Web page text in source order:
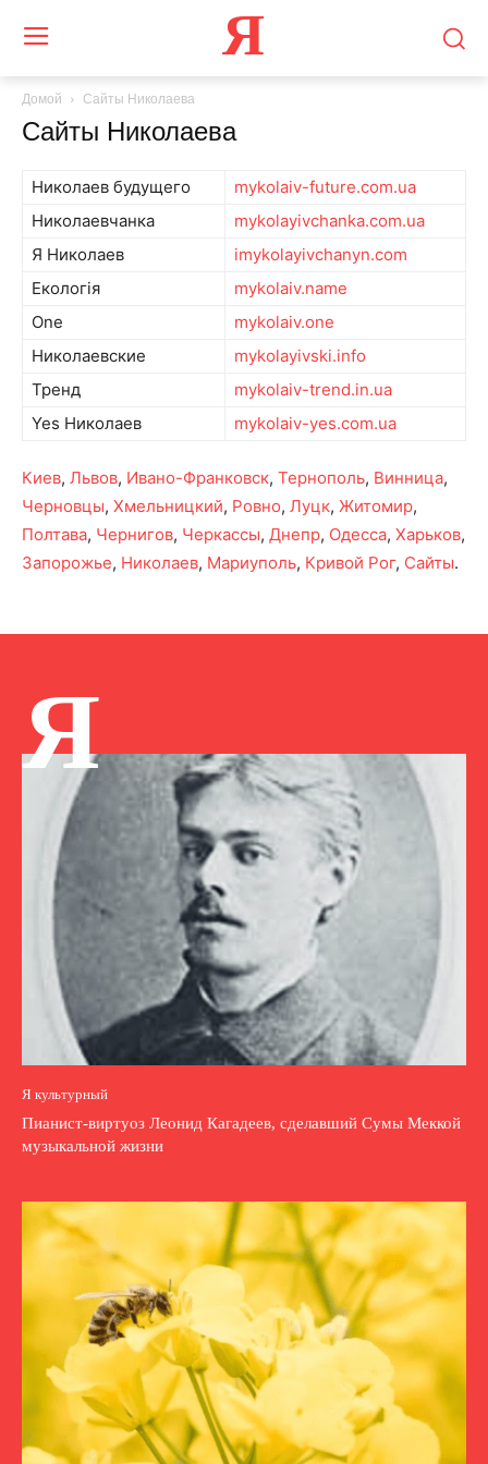
Я
Домой Сайты Николаева
Сайты Николаева
Николаев будущего
mykolaiv-future.com.ua
Николаевчанка
mykolayivchanka.com.ua
Я Николаев
imykolayivchanyn.com
Екологія
mykolaiv.name
One
mykolaiv.one
Николаевские
mykolayivski.info
Тренд
mykolaiv-trend.in.ua
Yes Николаев
mykolaiv-yes.com.ua
Киев, Львов, Ивано-Франковск, Тернополь, Винница,
Черновцы, Хмельницкий, Ровно, Луцк, Житомир,
Полтава, Чернигов, Черкассы, Днепр, Одесса, Харьков,
Запорожье, Николаев, Мариуполь, Кривой Рог, Сайты.
Я
Я культурный
Пианист-виртуоз Леонид Кагадеев, сделавший Сумы Меккой
музыкальной жизни